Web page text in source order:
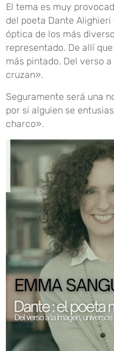
El tema es muy
del poeta Dante Alighieri
óptica de los más
representado. De allí
más pintado. Del verso
cruzan».
Seguramente será una
por si alguien se
charco».